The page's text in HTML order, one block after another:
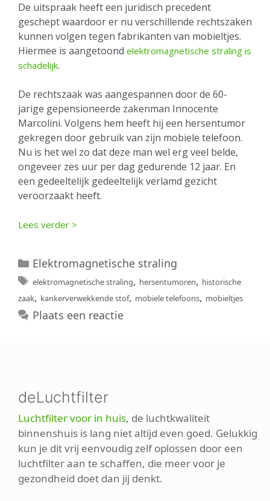
De uitspraak heeft een juridisch precedent
geschept waardoor er nu verschillende rechtszaken
kunnen volgen tegen fabrikanten van mobieltjes.
Hiermee is aangetoond elektromagnetische straling is
schadelijk.
De rechtszaak was aangespannen door de 60-
jarige gepensioneerde zakenman Innocente
Marcolini. Volgens hem heeft hij een hersentumor
gekregen door gebruik van zijn mobiele telefoon.
Nu is het wel zo dat deze man wel erg veel belde,
ongeveer zes uur per dag gedurende 12 jaar. En
een gedeeltelijk gedeeltelijk verlamd gezicht
veroorzaakt heeft.
Lees verder >
Categorieën
Elektromagnetische straling
Tags
elektromagnetische straling, hersentumoren, historische
zaak, kankerverwekkende stof, mobiele telefoons, mobieltjes
Plaats een reactie
deLuchtfilter
Luchtfilter voor in huis, de luchtkwaliteit
binnenshuis is lang niet altijd even goed. Gelukkig
kun je dit vrij eenvoudig zelf oplossen door een
luchtfilter aan te schaffen, die meer voor je
gezondheid doet dan jij denkt.